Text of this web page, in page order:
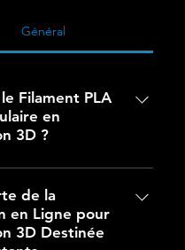
Général
Filament PLA
en
3D ?
Filament PLA est-il
Impression 3D ?Le
jouit d'une grande
impression 3D pour
de la
en Ligne pour
3D Destinée